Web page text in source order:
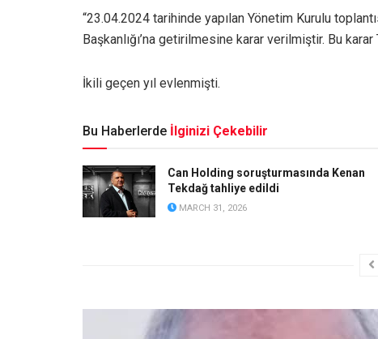
“23.04.2024 tarihinde yapılan Yönetim Kurulu
Başkanlığı’na getirilmesine karar verilmiştir. Bu
İkili geçen yıl evlenmişti.
Bu Haberlerde İlginizi Çekebilir
Can Holding soruşturmasında Kenan
Tekdağ tahliye edildi
MARCH 31, 2026